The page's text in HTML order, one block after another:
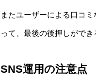
またユーザーによる口コ
って、最後の後押しができ
SNS運用の注意点